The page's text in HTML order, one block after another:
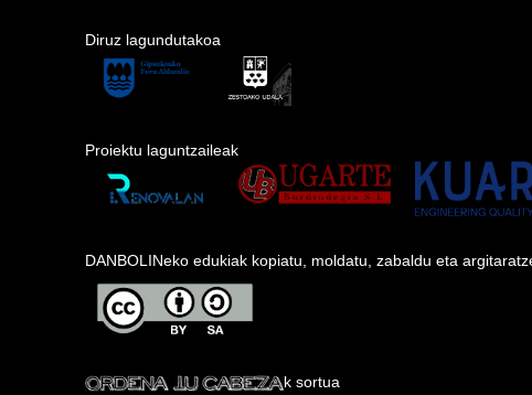
Diruz lagundutakoa
Proiektu laguntzaileak
DANBOLINeko edukiak kopiatu, moldatu, zabaldu eta
k sortua